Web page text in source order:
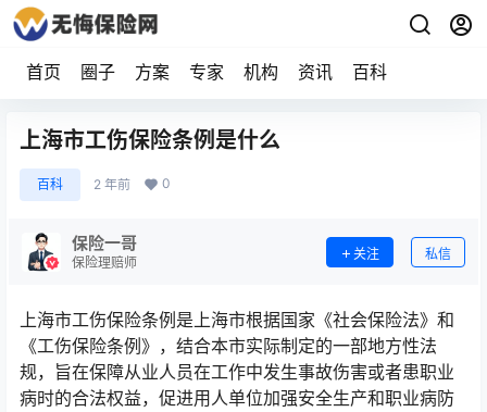
首页 圈子 方案 专家 机构 资讯 百科
上海市工伤保险条例是什么
百科 2 年前 0
保险一哥
保险理赔师
关注 私信
上海市工伤保险条例是上海市根据国家《社会保险法》和
《工伤保险条例》，结合本市实际制定的一部地方性法
规，旨在保障从业人员在工作中发生事故伤害或者患职业
病时的合法权益，促进用人单位加强安全生产和职业病防